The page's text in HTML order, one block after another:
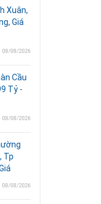
Xuân,
Giá
08/08/2026
Cầu
Tỷ -
08/08/2026
Tp
08/08/2026